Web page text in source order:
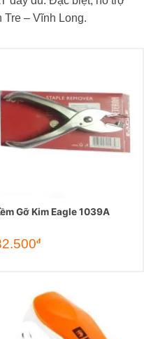
– Vĩnh Long.
Gỡ Kim Eagle 1039A
đ